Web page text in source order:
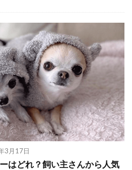
3月17日
はどれ？飼い主さんから人気